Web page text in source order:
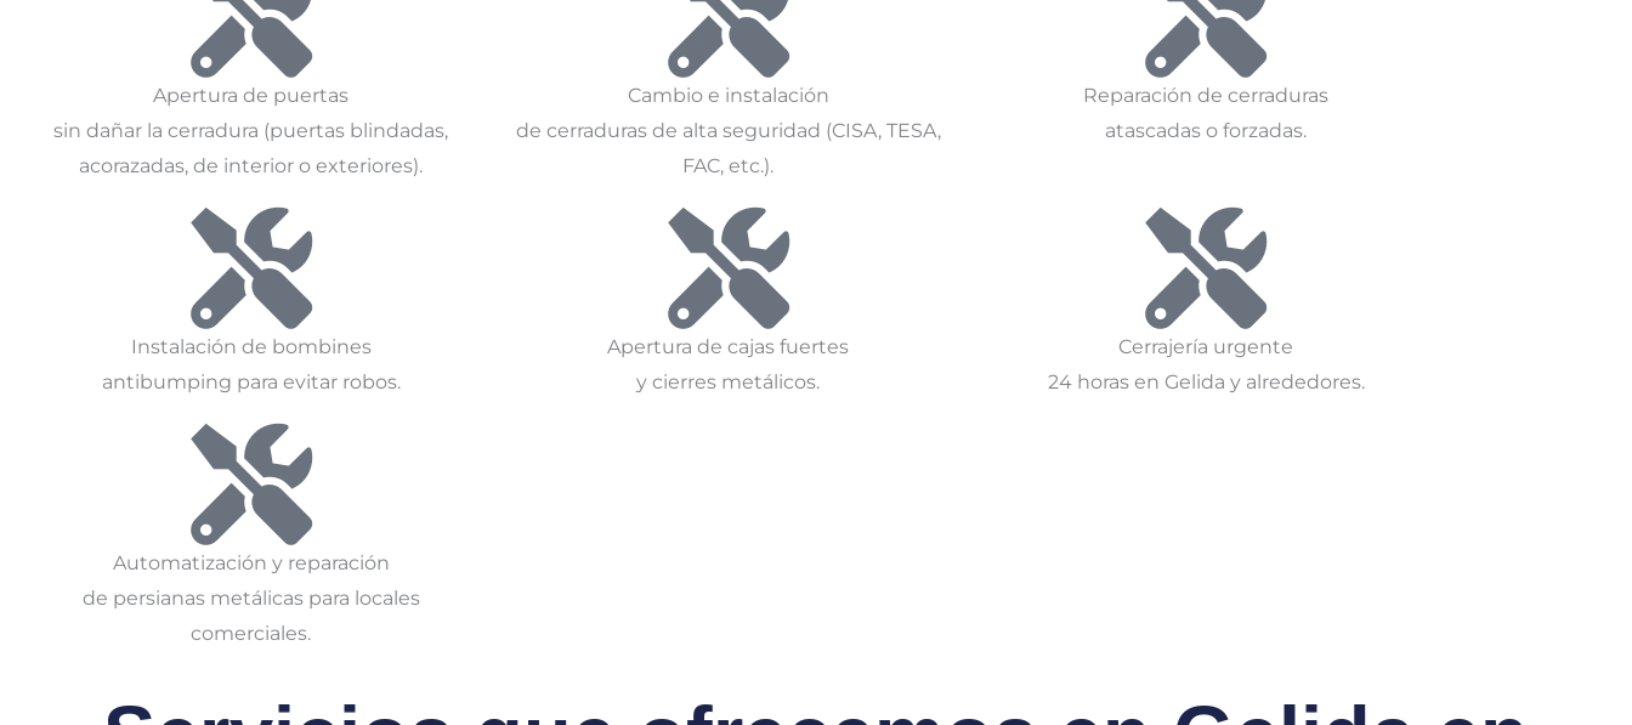
Apertura de puertas
sin dañar la cerradura (puertas blindadas,
acorazadas, de interior o exteriores).
Cambio e instalación
de cerraduras de alta seguridad (CISA, TESA,
FAC, etc.).
Reparación de cerraduras
atascadas o forzadas.
Instalación de bombines
antibumping para evitar robos.
Apertura de cajas fuertes
y cierres metálicos.
Cerrajería urgente
24 horas en Gelida y alrededores.
Automatización y reparación
de persianas metálicas para locales
comerciales.